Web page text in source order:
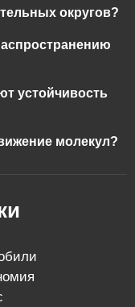
округов?
устойчивость
молекул?